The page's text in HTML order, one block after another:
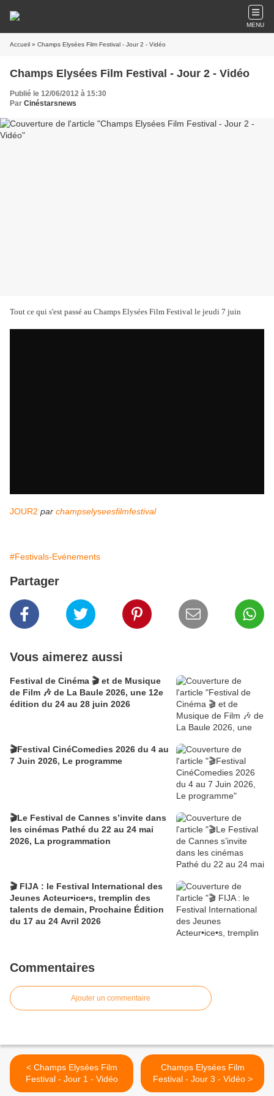
MENU
Accueil » Champs Elysées Film Festival - Jour 2 - Vidéo
Champs Elysées Film Festival - Jour 2 - Vidéo
Publié le 12/06/2012 à 15:30
Par Cinéstarsnews
Tout ce qui s'est passé au Champs Elysées Film Festival le jeudi 7 juin
JOUR2 par champselyseesfilmfestival
#Festivals-Evénements
Partager
Vous aimerez aussi
Festival de Cinéma 🎬 et de Musique
de Film 🎶 de La Baule 2026, une 12e
édition du 24 au 28 juin 2026
🎬Festival CinéComedies 2026 du 4 au
7 Juin 2026, Le programme
🎬Le Festival de Cannes s’invite dans
les cinémas Pathé du 22 au 24 mai
2026, La programmation
🎬 FIJA : le Festival International des
Jeunes Acteur•ice•s, tremplin des
talents de demain, Prochaine Édition
du 17 au 24 Avril 2026
Commentaires
Ajouter un commentaire
< Champs Elysées Film
Festival - Jour 1 - Vidéo
Champs Elysées Film
Festival - Jour 3 - Vidéo >